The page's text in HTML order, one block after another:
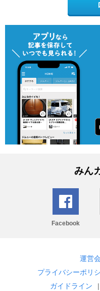
みん
Facebook
運営
プライバシーポリ
ガイドライン
|